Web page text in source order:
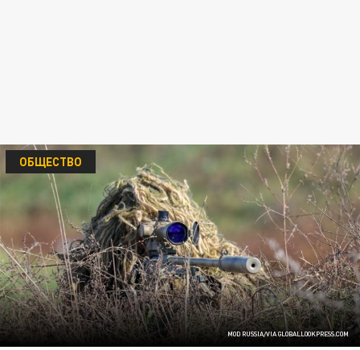
MOD RUSSIA/VIA GLOBALLOOKPRESS.COM
ОБЩЕСТВО